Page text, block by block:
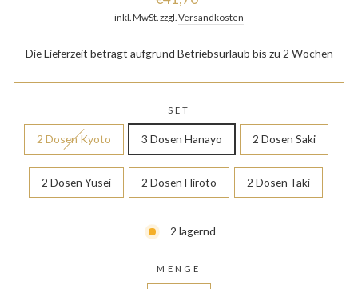
Preis
inkl. MwSt. zzgl. Versandkosten
Die Lieferzeit beträgt aufgrund Betriebsurlaub bis zu 2 Wochen
SET
2 Dosen Kyoto 3 Dosen Hanayo 2 Dosen Saki
2 Dosen Yusei 2 Dosen Hiroto 2 Dosen Taki
2 lagernd
MENGE